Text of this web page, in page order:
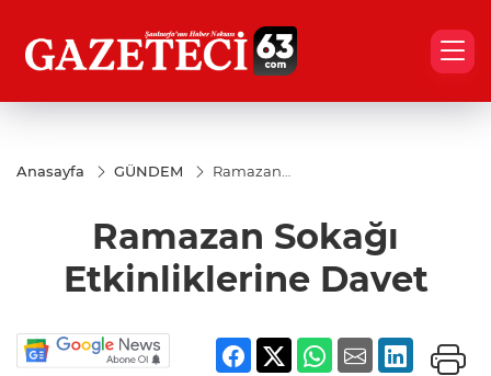
Anasayfa GÜNDEM
Ramazan
Ramazan Sokağı
Etkinliklerine Davet